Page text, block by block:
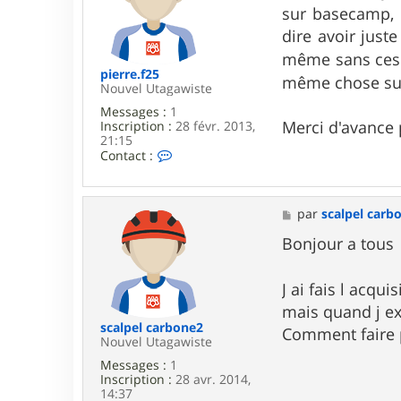
j
a
c
a
pierre.f25
Nouvel Utagawiste
Messages : 1
Inscription : 28 févr. 2013,
21:15
Contact :
t
c
t
e
p
e
r
r
.
f
a
g
e
sur
dire avoir
même sans
même chose
Merci
scalpel carbone2
Nouvel Utagawiste
Messages : 1
Inscription : 28 avr. 2014,
14:37
M
e
s
s
g
e
parscalpel
Bonjour a tous
J ai fais l
mais quand j
Comment